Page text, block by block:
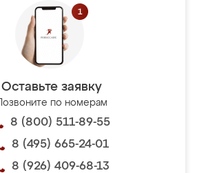
Оставьте заявку
Позвоните по номерам
8 (800) 511-89-55
8 (495) 665-24-01
8 (926) 409-68-13